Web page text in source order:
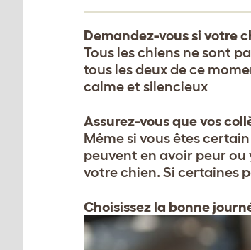
Demandez-vous si votre
Tous les chiens ne sont
tous les deux de ce
calme et silencieux
Assurez-vous que vos
Même si vous êtes
peuvent en avoir peur ou
votre chien. Si certaines
Choisissez la bonne